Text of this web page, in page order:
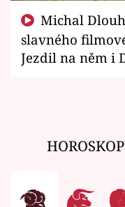
slavného
Jezdil na něm i